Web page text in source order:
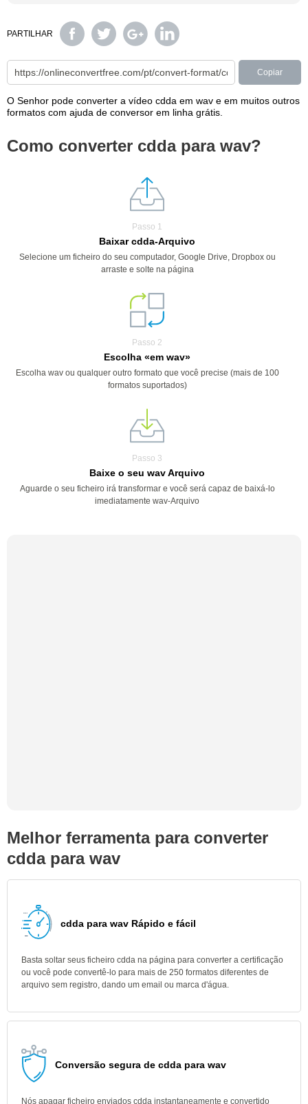
PARTILHAR
Copiar
O Senhor pode converter a vídeo cdda em wav e em muitos outros
formatos com ajuda de conversor em linha grátis.
Como converter cdda para wav?
Passo 1
Baixar cdda-Arquivo
Selecione um ficheiro do seu computador, Google Drive, Dropbox ou
arraste e solte na página
Passo 2
Escolha «em wav»
Escolha wav ou qualquer outro formato que você precise (mais de 100
formatos suportados)
Passo 3
Baixe o seu wav Arquivo
Aguarde o seu ficheiro irá transformar e você será capaz de baixá-lo
imediatamente wav-Arquivo
Melhor ferramenta para converter
cdda para wav
cdda para wav Rápido e fácil
Basta soltar seus ficheiro cdda na página para converter a certificação
ou você pode convertê-lo para mais de 250 formatos diferentes de
arquivo sem registro, dando um email ou marca d'água.
Conversão segura de cdda para wav
Nós apagar ficheiro enviados cdda instantaneamente e convertido